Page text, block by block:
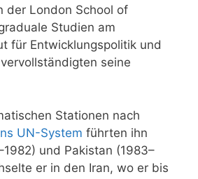
der London School of
Studien am
für Entwicklungspolitik und
seine
Stationen nach
UN-System führten ihn
und Pakistan (1983–
er in den Iran, wo er bis